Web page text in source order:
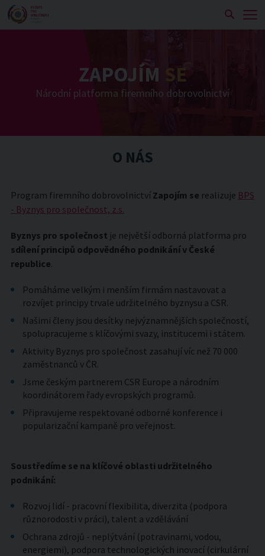
ZAPOJÍM SE
Národní platforma firemního dobrovolnictví
O NÁS
Program firemního dobrovolnictví Zapojím se realizuje BPS
- Byznys pro společnost, z.s.
Byznys pro společnost je největší odborná platforma pro
sdílení principů odpovědného podnikání v České
republice.
Pomáháme velkým i menším firmám nastavovat a
rozvíjet principy trvale udržitelného byznysu a CSR.
Našimi členy jsou desítky nejvýznamnějších společností,
spolupracujeme s klíčovými svazy, institucemi i státem.
Aktivity Byznys pro společnost zasahují víc než 70 000
zaměstnanců v ČR.
Jsme českým partnerem CSR Europe a národním
koordinátorem řady evropských programů.
Připravujeme respektované odborné konference i
popularizační kampaně pro veřejnost.
Soustředíme se na klíčové oblasti udržitelného
podnikání:
Rozvoj lidí - pracovní flexibilita, diverzita (podpora
různorodosti v práci), talent a vzdělávání
Ochrana zdrojů - neplýtvání (potravinami, vodou,
energiemi), podpora technologických inovací (cirkulární